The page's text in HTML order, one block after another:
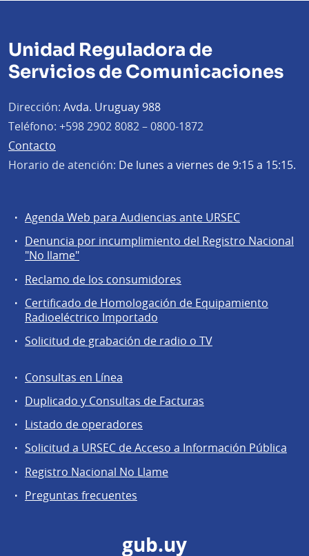
Unidad Reguladora de
Servicios de Comunicaciones
Dirección: Avda. Uruguay 988
Teléfono: +598 2902 8082 – 0800-1872
Contacto
Horario de atención: De lunes a viernes de 9:15 a 15:15.
Servicios
comunidad
Agenda Web para Audiencias ante URSEC
Denuncia por incumplimiento del Registro Nacional
"No llame"
Reclamo de los consumidores
Certificado de Homologación de Equipamiento
Radioeléctrico Importado
Solicitud de grabación de radio o TV
Agentes
regulados
Consultas en Línea
Duplicado y Consultas de Facturas
Listado de operadores
Solicitud a URSEC de Acceso a Información Pública
Registro Nacional No Llame
Preguntas frecuentes
gub.uy